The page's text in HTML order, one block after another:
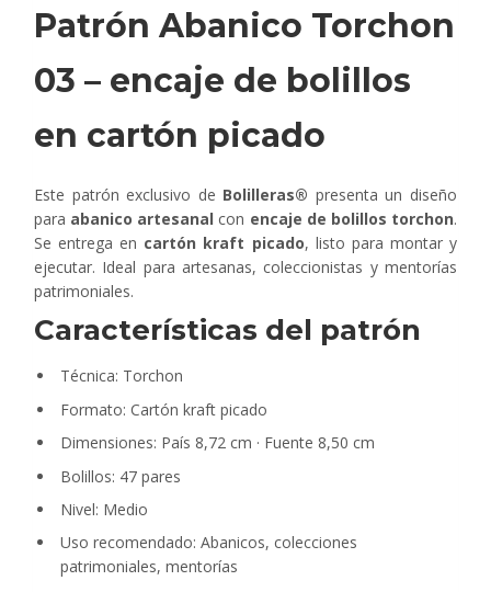
Patrón Abanico Torchon
03 – encaje de bolillos
en cartón picado
Este patrón exclusivo de Bolilleras® presenta un diseño
para abanico artesanal con encaje de bolillos torchon.
Se entrega en cartón kraft picado, listo para montar y
ejecutar. Ideal para artesanas, coleccionistas y mentorías
patrimoniales.
Características del patrón
Técnica: Torchon
Formato: Cartón kraft picado
Dimensiones: País 8,72 cm · Fuente 8,50 cm
Bolillos: 47 pares
Nivel: Medio
Uso recomendado: Abanicos, colecciones
patrimoniales, mentorías